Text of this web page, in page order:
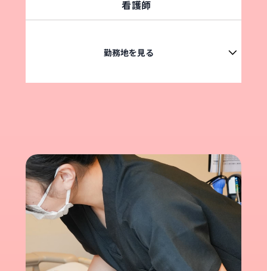
看護師
勤務地を見る